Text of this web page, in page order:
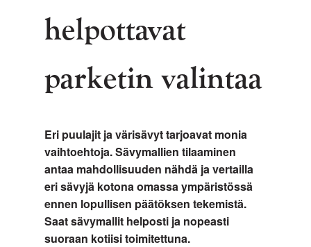
helpottavat
parketin valintaa
Eri puulajit ja värisävyt tarjoavat monia
vaihtoehtoja. Sävymallien tilaaminen
antaa mahdollisuuden nähdä ja vertailla
eri sävyjä kotona omassa ympäristössä
ennen lopullisen päätöksen tekemistä.
Saat sävymallit helposti ja nopeasti
suoraan kotiisi toimitettuna.